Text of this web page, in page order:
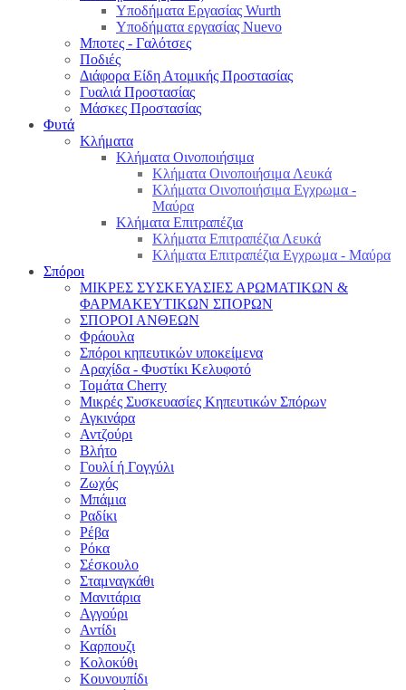
Υποδήματα Εργασίας Wurth
Υποδήματα εργασίας Nuevo
Μποτες - Γαλότσες
Ποδιές
Διάφορα Είδη Ατομικής Προστασίας
Γυαλιά Προστασίας
Μάσκες Προστασίας
Φυτά
Κλήματα
Κλήματα Οινοποιήσιμα
Κλήματα Οινοποιήσιμα Λευκά
Κλήματα Οινοποιήσιμα Εγχρωμα -
Μαύρα
Κλήματα Επιτραπέζια
Κλήματα Επιτραπέζια Λευκά
Κλήματα Επιτραπέζια Εγχρωμα - Μαύρα
Σπόροι
ΜΙΚΡΕΣ ΣΥΣΚΕΥΑΣΙΕΣ ΑΡΩΜΑΤΙΚΩΝ &
ΦΑΡΜΑΚΕΥΤΙΚΩΝ ΣΠΟΡΩΝ
ΣΠΟΡΟΙ ΑΝΘΕΩΝ
Φράουλα
Σπόροι κηπευτικών υποκείμενα
Αραχίδα - Φυστίκι Κελυφοτό
Τομάτα Cherry
Μικρές Συσκευασίες Κηπευτικών Σπόρων
Αγκινάρα
Αντζούρι
Βλήτο
Γουλί ή Γογγύλι
Ζωχός
Μπάμια
Ραδίκι
Ρέβα
Ρόκα
Σέσκουλο
Σταμναγκάθι
Μανιτάρια
Αγγούρι
Αντίδι
Καρπουζι
Κολοκύθι
Κουνουπίδι